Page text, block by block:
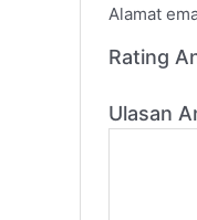
Alamat
Rating
Ulasan